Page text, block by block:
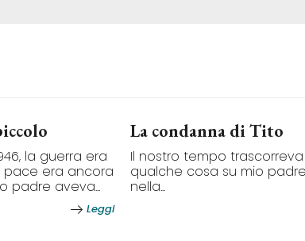
la guerra era
pace era ancora
padre aveva...
Leggi
La condanna di Tito
Il nostro tempo
qualche cosa su mio
nella...